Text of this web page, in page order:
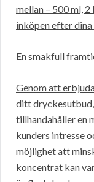
mellan – 500 ml,
inköpen efter dina
En smakfull
Genom att
ditt
tillhandahåller en
kunders intresse
möjlighet att
koncentrat kan